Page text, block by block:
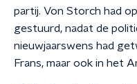
partij. Von Storch had
gestuurd, nadat de
nieuwjaarswens had
Frans, maar ook in het